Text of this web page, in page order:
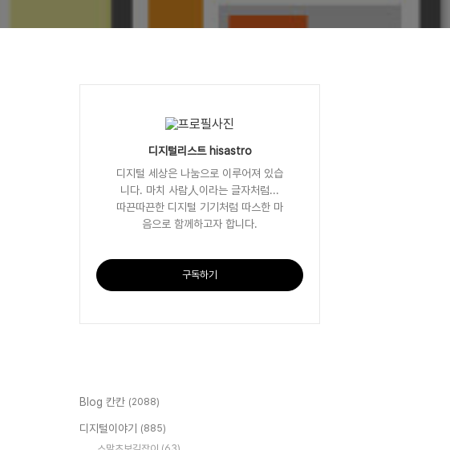
디지털리스트 hisastro
디지털 세상은 나눔으로 이루어져 있습
니다. 마치 사람人이라는 글자처럼...
따끈따끈한 디지털 기기처럼 따스한 마
음으로 함께하고자 합니다.
구독하기
Blog 칸칸 (2088)
디지털이야기 (885)